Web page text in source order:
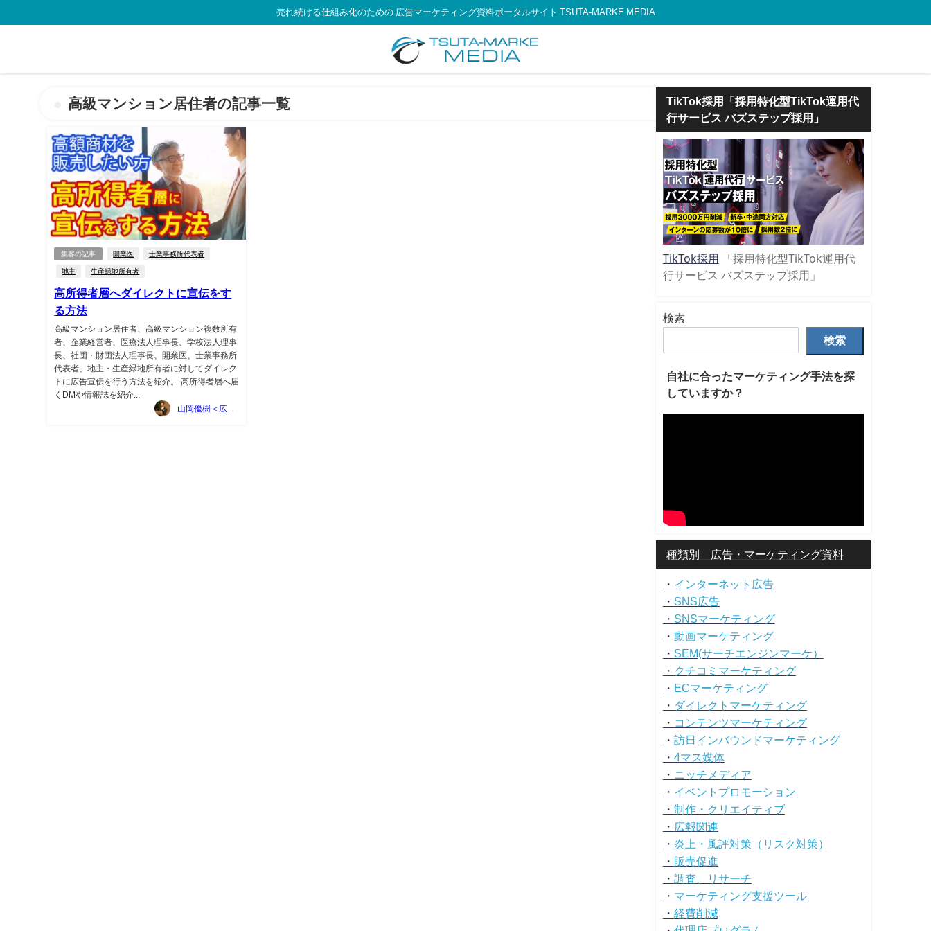
売れ続ける仕組み化のための 広告マーケティング資料ポータルサイト TSUTA-MARKE MEDIA
高級マンション居住者の記事一覧
集客の記事 開業医 士業事務所代表者
地主 生産緑地所有者
高所得者層へダイレクトに宣伝をす
る方法
高級マンション居住者、高級マンション複数所有
者、企業経営者、医療法人理事長、学校法人理事
長、社団・財団法人理事長、開業医、士業事務所
代表者、地主・生産緑地所有者に対してダイレク
トに広告宣伝を行う方法を紹介。 高所得者層へ届
くDMや情報誌を紹介...
TikTok採用「採用特化型TikTok運用代
行サービス バズステップ採用」
TikTok採用 「採用特化型TikTok運用代
行サービス バズステップ採用」
検索
検索
自社に合ったマーケティング手法を探
していますか？
種類別 広告・マーケティング資料
・ インターネット広告
・ SNS広告
・ SNSマーケティング
・ 動画マーケティング
・ SEM(サーチエンジンマーケ）
・ クチコミマーケティング
・ ECマーケティング
・ ダイレクトマーケティング
・ コンテンツマーケティング
・ 訪日インバウンドマーケティング
・ 4マス媒体
・ ニッチメディア
・ イベントプロモーション
・ 制作・クリエイティブ
・ 広報関連
・ 炎上・風評対策（リスク対策）
・ 販売促進
・ 調査、リサーチ
・ マーケティング支援ツール
・ 経費削減